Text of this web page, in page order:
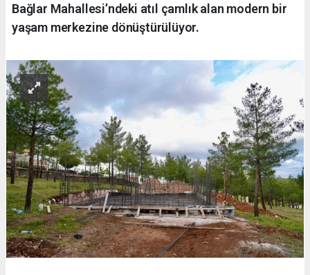
Bağlar Mahallesi’ndeki atıl çamlık alan modern bir
yaşam merkezine dönüştürülüyor.